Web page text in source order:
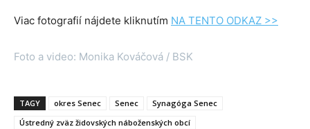
Viac fotografií nájdete kliknutím NA TENTO ODKAZ >>
Foto a video: Monika Kováčová / BSK
TAGY okres Senec Senec
Synagóga Senec
Ústredný zväz židovských náboženských obcí